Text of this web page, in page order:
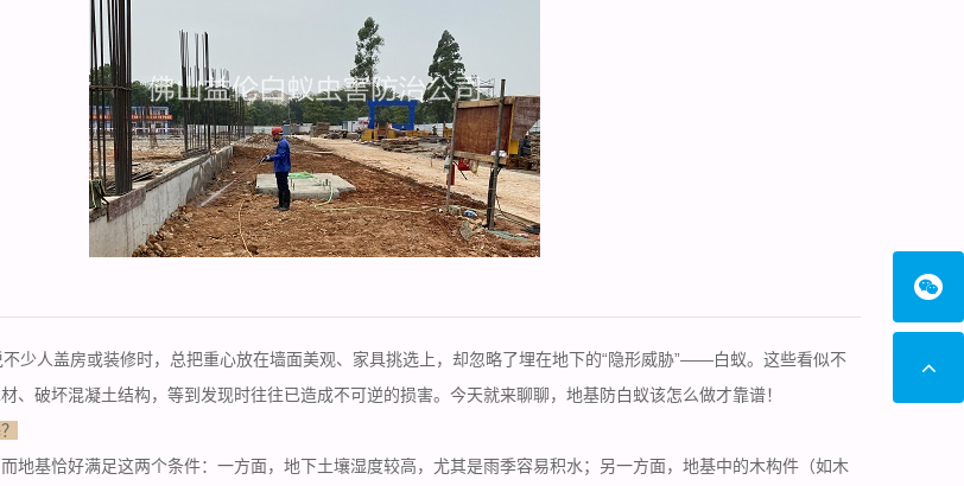
不少人盖房或装修时，总把重心放在墙面美观、家具挑选上，却忽略了埋在地下的“隐形威胁”——白蚁。这些看似不
、破坏混凝土结构，等到发现时往往已造成不可逆的损害。今天就来聊聊，地基防白蚁该怎么做才靠谱！
地基恰好满足这两个条件：一方面，地下土壤湿度较高，尤其是雨季容易积水；另一方面，地基中的木构件（如木